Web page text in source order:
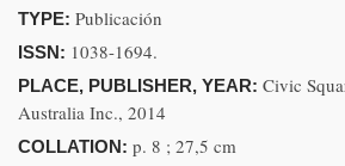
TYPE: Publicación
ISSN: 1038-1694.
PLACE, PUBLISHER, YEAR: Civic
Australia Inc., 2014
COLLATION: p. 8 ; 27,5 cm